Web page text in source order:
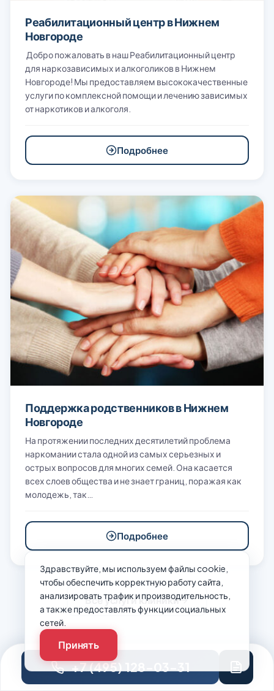
Реабилитационный центр в Нижнем
Новгороде
Добро пожаловать в наш Реабилитационный центр
для наркозависимых и алкоголиков в Нижнем
Новгороде! Мы предоставляем высококачественные
услуги по комплексной помощи и лечению зависимых
от наркотиков и алкоголя.
Подробнее
Поддержка родственников в Нижнем
Новгороде
На протяжении последних десятилетий проблема
наркомании стала одной из самых серьезных и
острых вопросов для многих семей. Она касается
всех слоев общества и не знает границ, поражая как
молодежь, так…
Подробнее
Все услуги клиники
+7 (495) 128-03-31
Здравствуйте, мы используем файлы cookie,
чтобы обеспечить корректную работу сайта,
анализировать трафик и производительность,
а также предоставлять функции социальных
сетей.
Принять